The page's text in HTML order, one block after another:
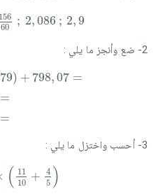
156
60
; 2,086 ; 2, 9
156 60 2,086 ; 2,
2- ضع وأنجز ما يلي :
) + 798, 07 =
=
=
07=
3- أحسب واختزل ما يلي :
( 11
10
+
4
5 )
+ 4 5